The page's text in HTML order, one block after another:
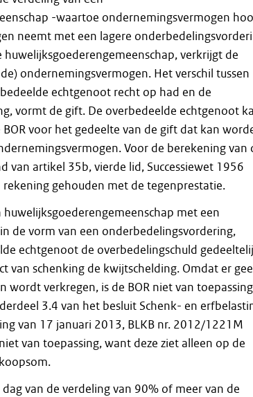
-waartoe ondernemingsvermogen
neemt met een lagere
huwelijksgoederengemeenschap, verkrijgt de
ondernemingsvermogen. Het verschil tussen
echtgenoot recht op had en de
vormt de gift. De overbedeelde echtgenoot
voor het gedeelte van de gift dat kan
Voor de berekening van
van artikel 35b, vierde lid, Successiewet 1956
rekening gehouden met de tegenprestatie.
huwelijksgoederengemeenschap met een
de vorm van een onderbedelingsvordering,
echtgenoot de overbedelingschuld
van schenking de kwijtschelding. Omdat er
wordt verkregen, is de BOR niet van
3.4 van het besluit Schenk- en
van 17 januari 2013, BLKB nr. 2012/1221M
van toepassing, want deze ziet alleen op de
van de verdeling van 90% of meer van de